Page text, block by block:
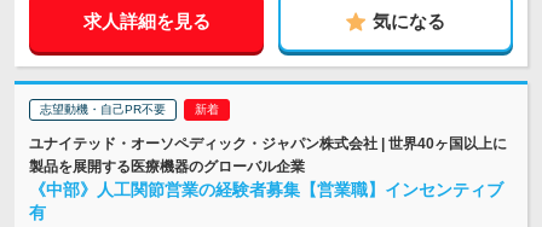
求人詳細を見る 気になる
志望動機・自己PR不要
ユナイテッド・オーソペディック・ジャパン株式会社 | 世界40ヶ国以上に
製品を展開する医療機器のグローバル企業
《中部》人工関節営業の経験者募集【営業職】インセンティブ
有